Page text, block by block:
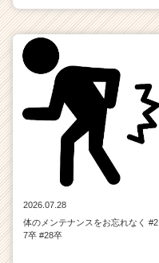
2026.07.28
体のメンテナンスをお忘れなく #2
7卒 #28卒